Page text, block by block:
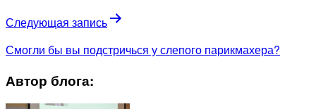
Следующая запись
Смогли бы вы подстричься у слепого парикмахера?
Автор блога: